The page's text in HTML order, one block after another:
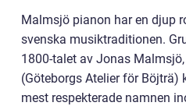
Malmsjö pianon har en djup
svenska musiktraditionen.
1800-talet av Jonas
(Göteborgs Atelier för
mest respekterade namnen